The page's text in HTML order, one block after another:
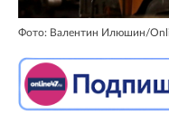
Фото: Валентин Илюшин/